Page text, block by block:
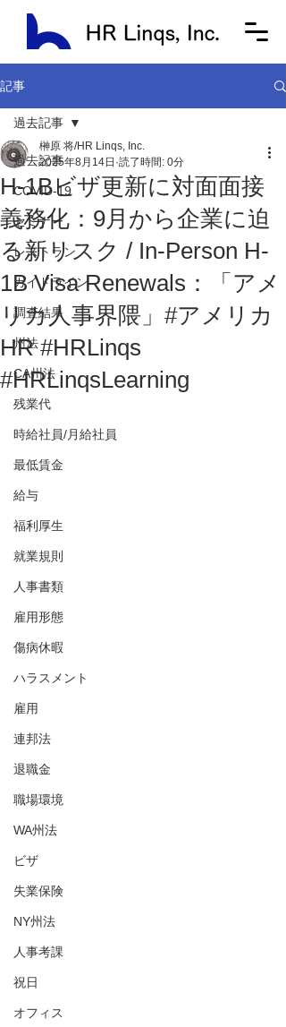
記事
過去記事
COVID-19
セミナー
レストラン
ガイドライン
調査結果
州法
CA州法
残業代
時給社員/月給社員
最低賃金
給与
福利厚生
就業規則
人事書類
雇用形態
傷病休暇
ハラスメント
雇用
連邦法
退職金
職場環境
WA州法
ビザ
失業保険
NY州法
人事考課
祝日
オフィス
過去記事
H-1Bビザ更新に対面面接
義務化：9月から企業に迫
る新リスク / In-Person H-
1B Visa Renewals：「アメ
リカ人事界隈」#アメリカ
HR #HRLinqs
#HRLinqsLearning
榊原 将/HR Linqs, Inc.
2025年8月14日 読了時間: 0分